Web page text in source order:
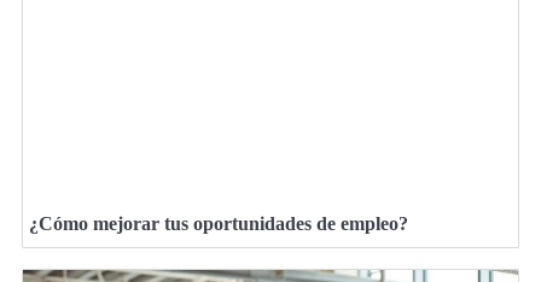
¿Cómo mejorar tus oportunidades de empleo?